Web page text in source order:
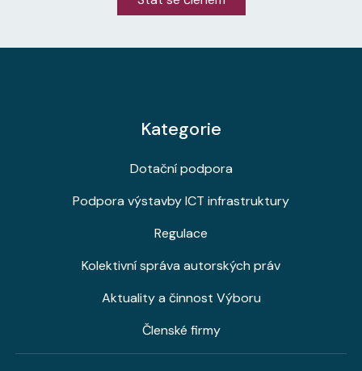
Kategorie
Dotační podpora
Podpora výstavby ICT infrastruktury
Regulace
Kolektivní správa autorských práv
Aktuality a činnost Výboru
Členské firmy